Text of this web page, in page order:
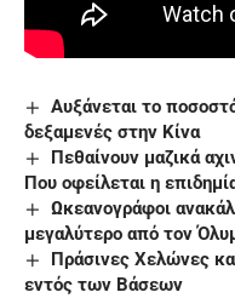
Αυξάνεται το
δεξαμενές στην Κίνα
Πεθαίνουν μαζικά
Που οφείλεται η
Ωκεανογράφοι
μεγαλύτερο από τον
Πράσινες Xελώνες
εντός των Βάσεων